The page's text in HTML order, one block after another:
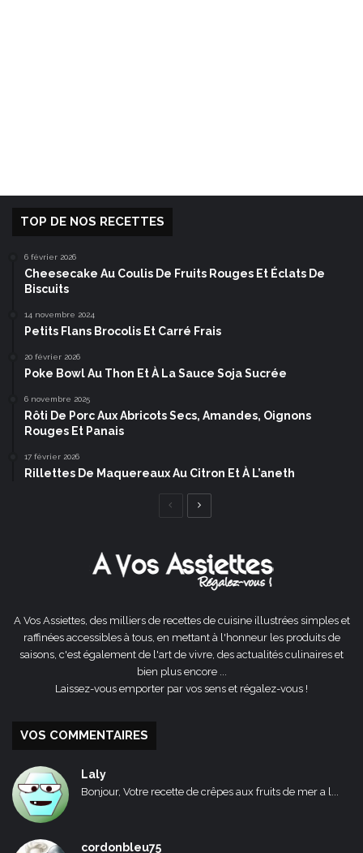
TOP DE NOS RECETTES
6 février 2026
Cheesecake Au Coulis De Fruits Rouges Et Éclats De
Biscuits
14 novembre 2024
Petits Flans Brocolis Et Carré Frais
20 février 2026
Poke Bowl Au Thon Et À La Sauce Soja Sucrée
6 novembre 2025
Rôti De Porc Aux Abricots Secs, Amandes, Oignons
Rouges Et Panais
17 février 2026
Rillettes De Maquereaux Au Citron Et À L’aneth
Page
A Vos Assiettes, des milliers de recettes de cuisine illustrées simples et
raffinées accessibles à tous, en mettant à l'honneur les produits de
saisons, c'est également de l'art de vivre, des actualités culinaires et
bien plus encore ...
Laissez-vous emporter par vos sens et régalez-vous !
VOS COMMENTAIRES
Laly
Bonjour, Votre recette de crêpes aux fruits de mer a l...
cordonbleu75